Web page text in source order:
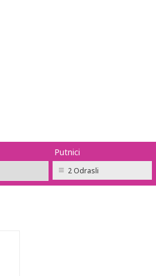
Putnici
2 Odrasli